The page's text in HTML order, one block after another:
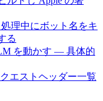
理中にボット名をキ
る
を動かす — 具体的
エストヘッダー一覧